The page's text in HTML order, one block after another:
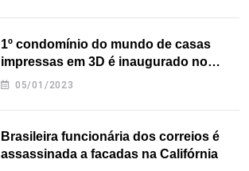
1º condomínio do mundo de casas
impressas em 3D é inaugurado no
Texas
05/01/2023
Brasileira funcionária dos correios é
assassinada a facadas na Califórnia